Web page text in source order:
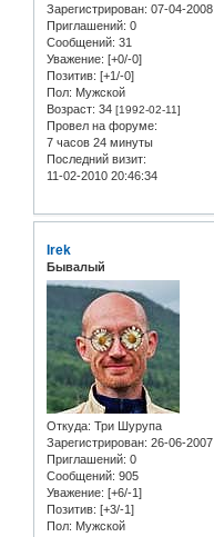
Зарегистрирован: 07-04-2008
Приглашений: 0
Сообщений: 31
Уважение: [+0/-0]
Позитив: [+1/-0]
Пол: Мужской
Возраст: 34 [1992-02-11]
Провел на форуме:
7 часов 24 минуты
Последний визит:
11-02-2010 20:46:34
Irek
Бывалый
Откуда: Три Шурупа
Зарегистрирован: 26-06-2007
Приглашений: 0
Сообщений: 905
Уважение: [+6/-1]
Позитив: [+3/-1]
Пол: Мужской